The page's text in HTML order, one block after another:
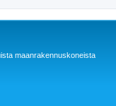
maanrakennuskoneista